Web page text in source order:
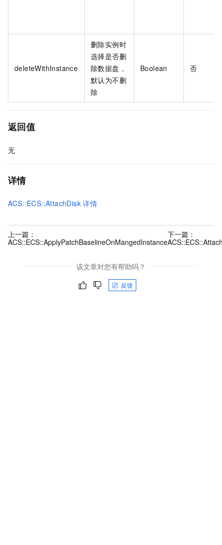
deleteWithInstance
删除实例时
选择是否删
除数据盘，
默认为不删
除
Boolean 否
返回值
无
详情
ACS::ECS::AttachDisk 详情
上一篇：
ACS::ECS::ApplyPatchBaselineOnMangedInstance
下一篇：
该文章对您有帮助吗？
反馈